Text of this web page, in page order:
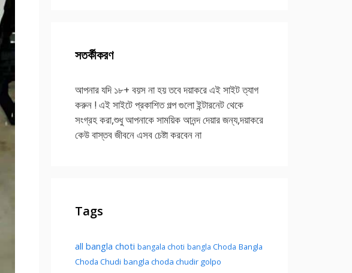
সতর্কীকরণ
আপনার যদি ১৮+ বয়স না হয় তবে দয়াকরে এই সাইট ত্যাগ
করুন ! এই সাইটে প্রকাশিত গল্প গুলো ইন্টারনেট থেকে
সংগ্রহ করা,শুধু আপনাকে সাময়িক আনন্দ দেয়ার জন্য,দয়াকরে
কেউ বাস্তব জীবনে এসব চেষ্টা করবেন না
Tags
all bangla choti bangala choti bangla Choda Bangla
Choda Chudi bangla choda chudir golpo